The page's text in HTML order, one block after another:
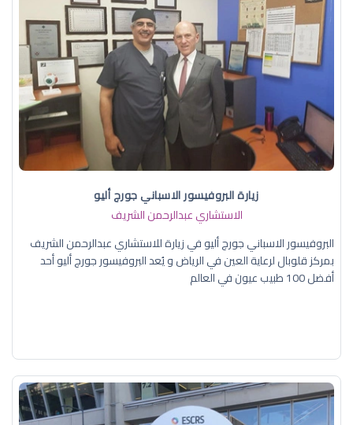
زيارة البروفيسور الاسباني جورج أليو
الاستشاري عبدالرحمن الشريف
البروفيسور الاسباني جورج أليو في زيارة للاستشاري عبدالرحمن الشريف
بمركز قلوبال لرعاية العين في الرياض و يُعد البروفيسور جورج أليو أحد
أفضل 100 طبيب عيون في العالم